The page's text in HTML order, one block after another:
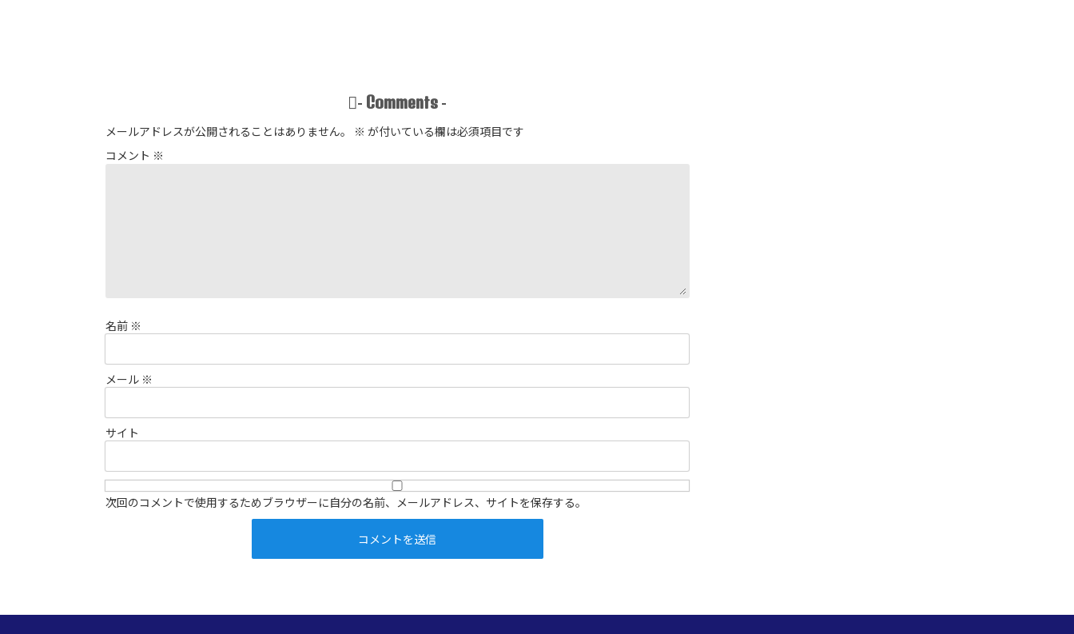
- Comments -
メールアドレスが公開されることはありません。 ※ が付いている欄は必須項目です
コメント ※
名前 ※
メール ※
サイト
次回のコメントで使用するためブラウザーに自分の名前、メールアドレス、サイトを保存する。